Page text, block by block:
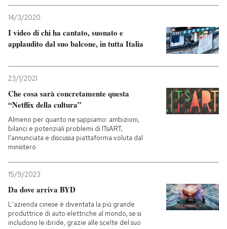
14/3/2020
I video di chi ha cantato, suonato e
applaudito dal suo balcone, in tutta Italia
23/1/2021
Che cosa sarà concretamente questa
“Netflix della cultura”
Almeno per quanto ne sappiamo: ambizioni,
bilanci e potenziali problemi di ITsART,
l'annunciata e discussa piattaforma voluta dal
ministero
15/9/2023
Da dove arriva BYD
L'azienda cinese è diventata la più grande
produttrice di auto elettriche al mondo, se si
includono le ibride, grazie alle scelte del suo